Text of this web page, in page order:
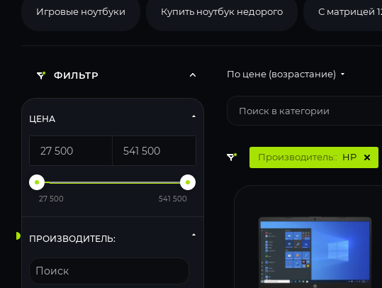
Игровые ноутбуки Купить ноутбук недорого С матрицей
По цене (возрастание)
Производитель:: HP
ФИЛЬТР
ЦЕНА
27 500 541 500
ПРОИЗВОДИТЕЛЬ: